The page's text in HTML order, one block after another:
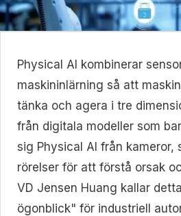
Physical AI kombinerar
maskininlärning så att
tänka och agera i tre
från digitala modeller som
sig Physical AI från kameror,
rörelser för att förstå orsak
VD Jensen Huang kallar
ögonblick" för industriell